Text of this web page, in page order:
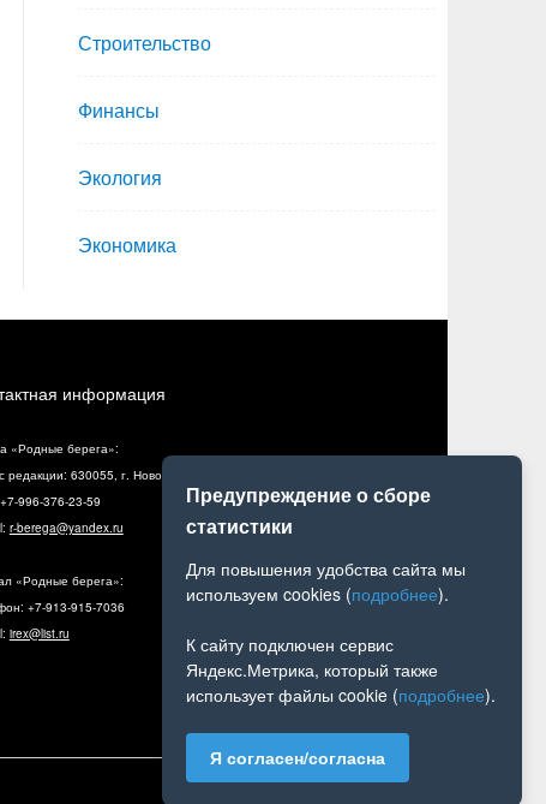
Строительство
Финансы
Экология
Экономика
информация
«Родные берега»:
редакции: 630055, г. Новосибирск, ул. Разъездная, 10, оф. 5
996-376-23-59
r-berega@yandex.ru
«Родные берега»:
+7-913-915-7036
irex@list.ru
Предупреждение о сборе
статистики
Для повышения удобства сайта мы
используем cookies (подробнее).
К сайту подключен сервис
Яндекс.Метрика, который также
использует файлы cookie (подробнее).
Я согласен/согласна